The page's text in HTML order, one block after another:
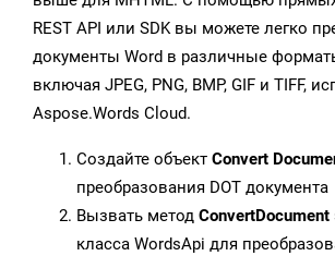
REST API или SDK вы можете легко
документы Word в различные
включая JPEG, PNG, BMP, GIF и TIFF,
Aspose.Words Cloud.
Создайте объект Convert
преобразования DOT документа
Вызвать метод ConvertDocument
класса WordsApi для